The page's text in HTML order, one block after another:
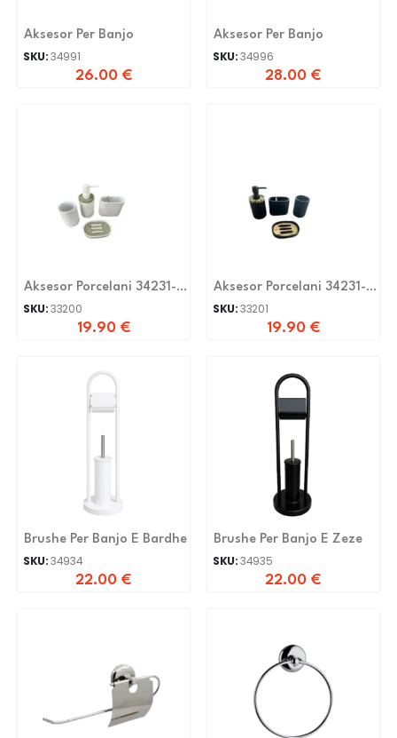
Aksesor Per Banjo
SKU:34991
26.00 €
Aksesor Per Banjo
SKU:34996
28.00 €
Aksesor Porcelani 34231-
34
SKU:33200
19.90 €
Aksesor Porcelani 34231-
35
SKU:33201
19.90 €
Brushe Per Banjo E Bardhe
SKU:34934
22.00 €
Brushe Per Banjo E Zeze
SKU:34935
22.00 €